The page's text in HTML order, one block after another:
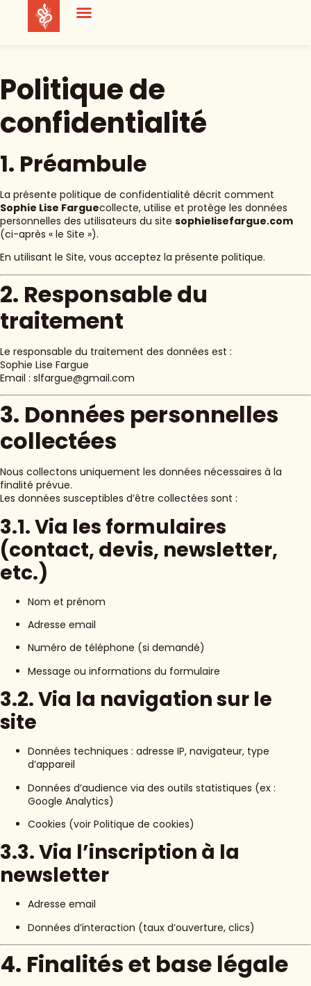
Politique de
confidentialité
1. Préambule
La présente politique de confidentialité décrit comment
Sophie Lise Farguecollecte, utilise et protège les données
personnelles des utilisateurs du site sophielisefargue.com
(ci-après « le Site »).
En utilisant le Site, vous acceptez la présente politique.
2. Responsable du
traitement
Le responsable du traitement des données est :
Sophie Lise Fargue
Email : slfargue@gmail.com
3. Données personnelles
collectées
Nous collectons uniquement les données nécessaires à la
finalité prévue.
Les données susceptibles d’être collectées sont :
3.1. Via les formulaires
(contact, devis, newsletter,
etc.)
Nom et prénom
Adresse email
Numéro de téléphone (si demandé)
Message ou informations du formulaire
3.2. Via la navigation sur le
site
Données techniques : adresse IP, navigateur, type
d’appareil
Données d’audience via des outils statistiques (ex :
Google Analytics)
Cookies (voir Politique de cookies)
3.3. Via l’inscription à la
newsletter
Adresse email
Données d’interaction (taux d’ouverture, clics)
4. Finalités et base légale